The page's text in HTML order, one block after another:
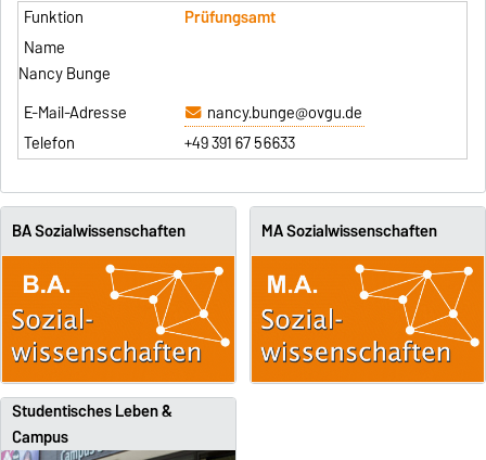
Prüfungsamt
Nancy Bunge
nancy.bunge@ovgu.de
+49 391 67 56633
BA Sozialwissenschaften MA Sozialwissenschaften
Studentisches Leben &
Campus